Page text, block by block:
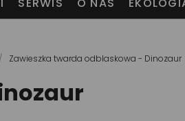
Zawieszka twarda odblaskowa - Dinozaur